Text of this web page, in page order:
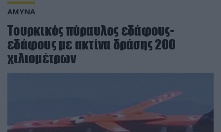
ΑΜΥΝΑ
Τουρκικός πύραυλος εδάφους-
εδάφους με ακτίνα δράσης 200
χιλιομέτρων